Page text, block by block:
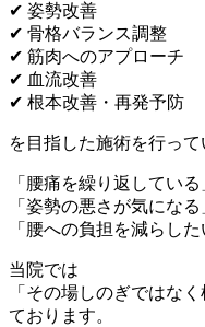
✔ 姿勢改善
✔ 骨格バランス調整
✔ 筋肉へのアプローチ
✔ 血流改善
✔ 根本改善・再発予防
を目指した施術を行って
「腰痛を繰り返している
「姿勢の悪さが気になる
「腰への負担を減らした
当院では
「その場しのぎではな
ております。